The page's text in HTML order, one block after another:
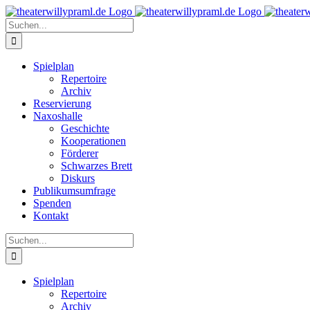
Zum
Inhalt
springen
Suche
nach:
Spielplan
Repertoire
Archiv
Reservierung
Naxoshalle
Geschichte
Kooperationen
Förderer
Schwarzes Brett
Diskurs
Publikumsumfrage
Spenden
Kontakt
Suche
nach:
Spielplan
Repertoire
Archiv